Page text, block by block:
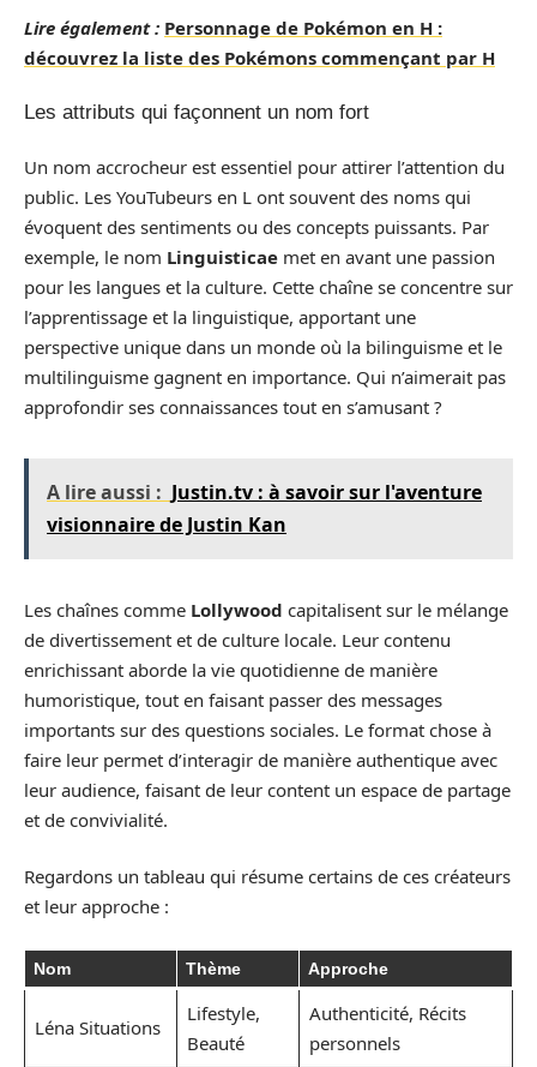
Lire également : Personnage de Pokémon en H :
découvrez la liste des Pokémons commençant par H
Les attributs qui façonnent un nom fort
Un nom accrocheur est essentiel pour attirer l’attention du
public. Les YouTubeurs en L ont souvent des noms qui
évoquent des sentiments ou des concepts puissants. Par
exemple, le nom Linguisticae met en avant une passion
pour les langues et la culture. Cette chaîne se concentre sur
l’apprentissage et la linguistique, apportant une
perspective unique dans un monde où la bilinguisme et le
multilinguisme gagnent en importance. Qui n’aimerait pas
approfondir ses connaissances tout en s’amusant ?
A lire aussi : Justin.tv : à savoir sur l'aventure
visionnaire de Justin Kan
Les chaînes comme Lollywood capitalisent sur le mélange
de divertissement et de culture locale. Leur contenu
enrichissant aborde la vie quotidienne de manière
humoristique, tout en faisant passer des messages
importants sur des questions sociales. Le format chose à
faire leur permet d’interagir de manière authentique avec
leur audience, faisant de leur content un espace de partage
et de convivialité.
Regardons un tableau qui résume certains de ces créateurs
et leur approche :
Nom Thème Approche
Léna Situations
Lifestyle,
Beauté
Authenticité, Récits
personnels